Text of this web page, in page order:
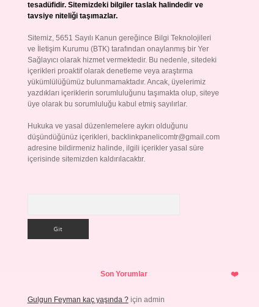
tesadüfidir. Sitemizdeki bilgiler taslak halindedir ve
tavsiye niteliği taşımazlar.
Sitemiz, 5651 Sayılı Kanun gereğince Bilgi Teknolojileri
ve İletişim Kurumu (BTK) tarafından onaylanmış bir Yer
Sağlayıcı olarak hizmet vermektedir. Bu nedenle, sitedeki
içerikleri proaktif olarak denetleme veya araştırma
yükümlülüğümüz bulunmamaktadır. Ancak, üyelerimiz
yazdıkları içeriklerin sorumluluğunu taşımakta olup, siteye
üye olarak bu sorumluluğu kabul etmiş sayılırlar.
Hukuka ve yasal düzenlemelere aykırı olduğunu
düşündüğünüz içerikleri, backlinkpanelicomtr@gmail.com
adresine bildirmeniz halinde, ilgili içerikler yasal süre
içerisinde sitemizden kaldırılacaktır.
Son Yorumlar
Gulgun Feyman kaç yaşında ?için admin